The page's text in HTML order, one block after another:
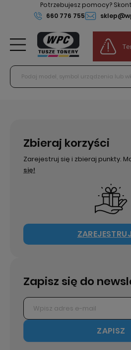
Potrzebujesz pomocy?
660 776 755
Do
Zbieraj korzyści
Zarejestruj się i zbieraj punkty.
się!
Zapisz się do
ZAPISZ